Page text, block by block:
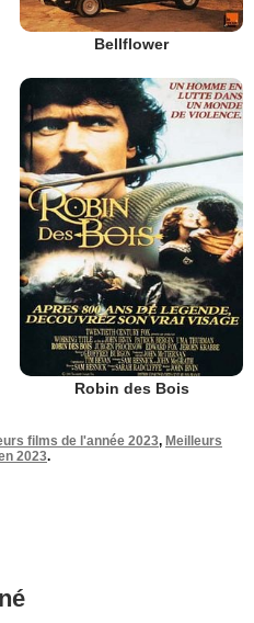
Bellflower
Robin des Bois
films de l'année 2023, Meilleurs
2023.